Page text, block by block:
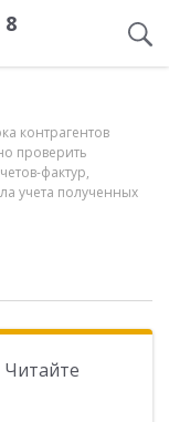
контрагентов
проверить
фактур,
учета полученных
Читайте